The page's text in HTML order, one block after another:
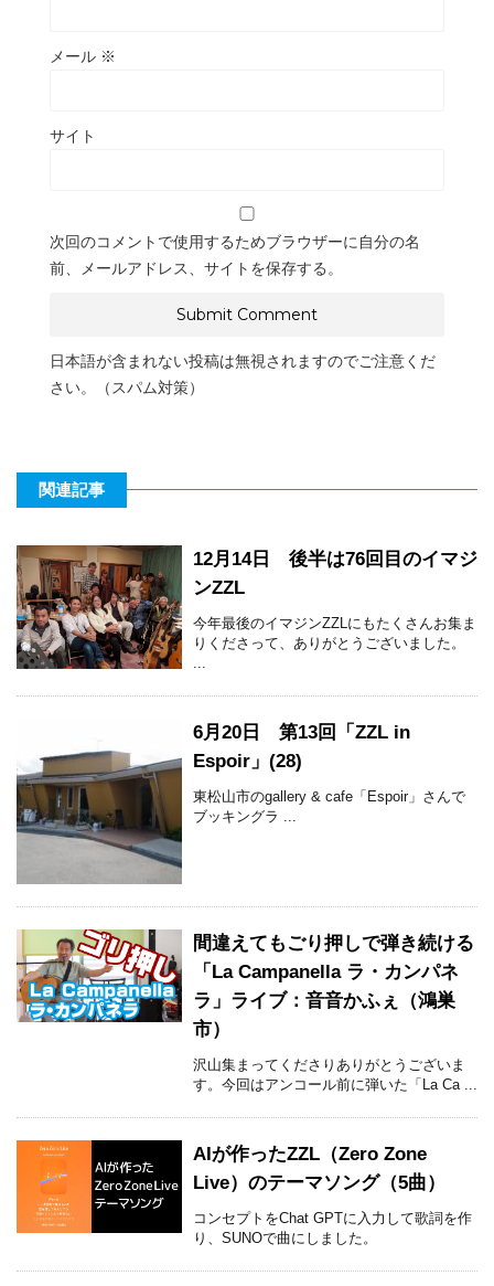
メール ※
サイト
次回のコメントで使用するためブラウザーに自分の名
前、メールアドレス、サイトを保存する。
日本語が含まれない投稿は無視されますのでご注意くだ
さい。（スパム対策）
関連記事
12月14日 後半は76回目のイマジ
ンZZL
今年最後のイマジンZZLにもたくさんお集ま
りくださって、ありがとうございました。
6月20日 第13回「ZZL in
Espoir」(28)
東松山市のgallery & cafe「Espoir」さんで
ブッキングラ ...
間違えてもごり押しで弾き続ける
「La Campanella ラ・カンパネ
ラ」ライブ：音音かふぇ（鴻巣
市）
沢山集まってくださりありがとうございま
す。今回はアンコール前に弾いた「La Ca ...
AIが作ったZZL（Zero Zone
Live）のテーマソング（5曲）
コンセプトをChat GPTに入力して歌詞を作
り、SUNOで曲にしました。